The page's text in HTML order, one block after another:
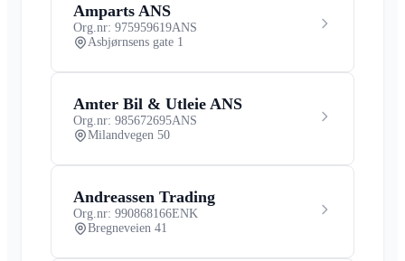
Amparts ANS
Org.nr: 975959619ANS
Asbjørnsens gate 1
Amter Bil & Utleie ANS
Org.nr: 985672695ANS
Milandvegen 50
Andreassen Trading
Org.nr: 990868166ENK
Bregneveien 41